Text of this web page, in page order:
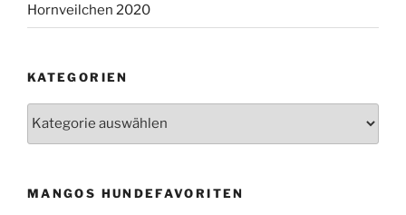
Hornveilchen 2020
KATEGORIEN
Kategorien
MANGOS HUNDEFAVORITEN